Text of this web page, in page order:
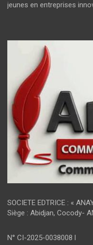
jeunes en entreprises
SOCIETE EDTRICE : «
Siège : Abidjan, Cocody-
N° CI-2025-0038008 l